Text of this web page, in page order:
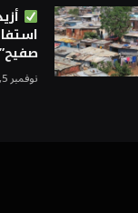
صفيح”
نوفمبر 5, 2025